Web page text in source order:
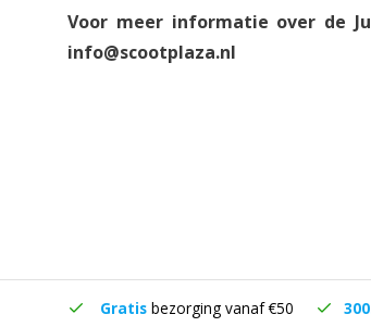
Voor meer informatie over de
info@scootplaza.nl
Gratis bezorging vanaf €50